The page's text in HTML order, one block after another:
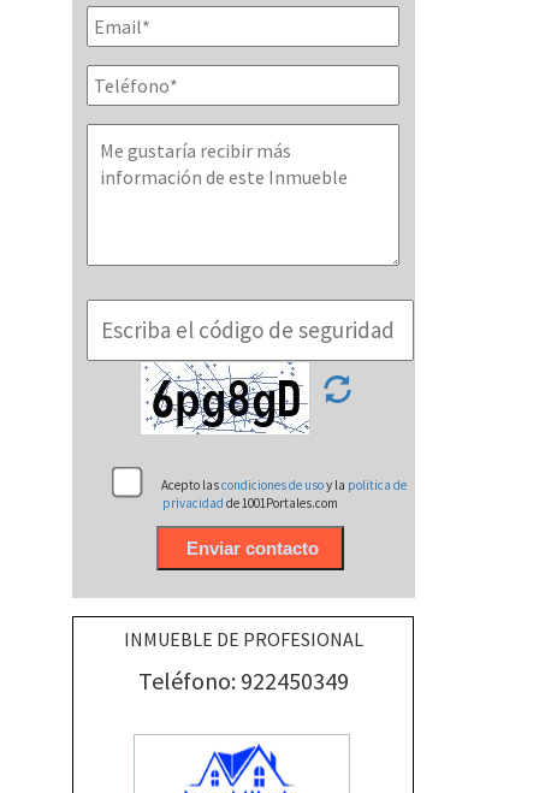
Acepto lascondiciones de usoy la politica de
privacidadde 1001Portales.com
INMUEBLE DE PROFESIONAL
Teléfono: 922450349